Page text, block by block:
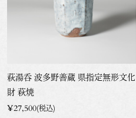
萩湯呑 波多野善蔵 県指定無形文化
財 萩焼
¥27,500(税込)